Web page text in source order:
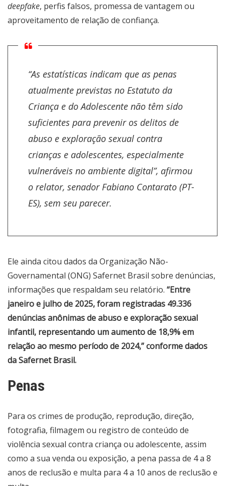
deepfake, perfis falsos, promessa de vantagem ou
aproveitamento de relação de confiança.
“As estatísticas indicam que as penas
atualmente previstas no Estatuto da
Criança e do Adolescente não têm sido
suficientes para prevenir os delitos de
abuso e exploração sexual contra
crianças e adolescentes, especialmente
vulneráveis no ambiente digital”, afirmou
o relator, senador Fabiano Contarato (PT-
ES), sem seu parecer.
Ele ainda citou dados da Organização Não-
Governamental (ONG) Safernet Brasil sobre denúncias,
informações que respaldam seu relatório. “Entre
janeiro e julho de 2025, foram registradas 49.336
denúncias anônimas de abuso e exploração sexual
infantil, representando um aumento de 18,9% em
relação ao mesmo período de 2024,” conforme dados
da Safernet Brasil.
Penas
Para os crimes de produção, reprodução, direção,
fotografia, filmagem ou registro de conteúdo de
violência sexual contra criança ou adolescente, assim
como a sua venda ou exposição, a pena passa de 4 a 8
anos de reclusão e multa para 4 a 10 anos de reclusão e